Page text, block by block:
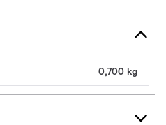
0,700 kg